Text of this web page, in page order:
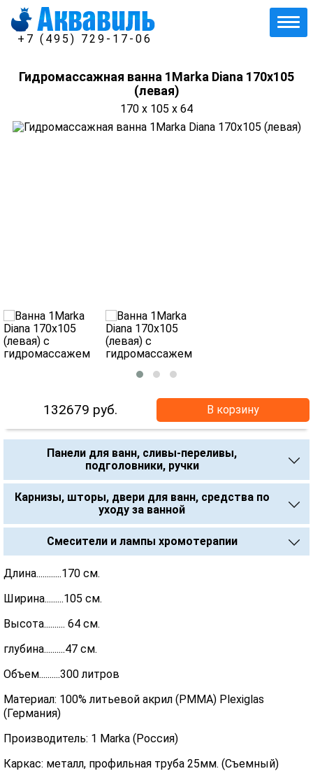
+7 (495) 729-17-06
Гидромассажная ванна 1Marka Diana 170х105
(левая)
170 x 105 x 64
132679 руб. В корзину
Панели для ванн, сливы-переливы,
подголовники, ручки
Карнизы, шторы, двери для ванн, средства по
уходу за ванной
Смесители и лампы хромотерапии
Длина............170 см.
Ширина.........105 см.
Высота.......... 64 см.
глубина..........47 см.
Объем..........300 литров
Материал: 100% литьевой акрил (PMMA) Plexiglas
(Германия)
Производитель: 1 Marka (Россия)
Каркас: металл, профильная труба 25мм. (Съемный)